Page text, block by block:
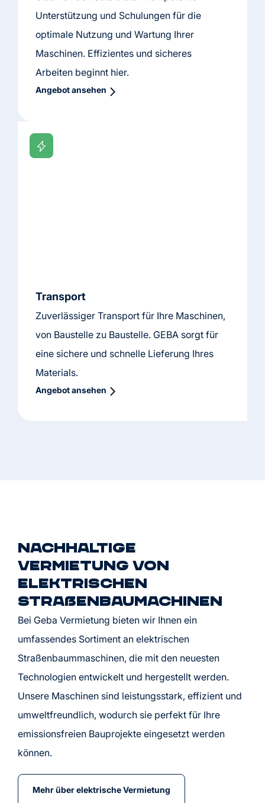
Unterstützung und Schulungen für die
optimale Nutzung und Wartung Ihrer
Maschinen. Effizientes und sicheres
Arbeiten beginnt hier.
Angebot ansehen
Transport
Zuverlässiger Transport für Ihre Maschinen,
von Baustelle zu Baustelle. GEBA sorgt für
eine sichere und schnelle Lieferung Ihres
Materials.
Angebot ansehen
Nachhaltige
Vermietung von
elektrischen
Straßenbaumachinen
Bei Geba Vermietung bieten wir Ihnen ein
umfassendes Sortiment an elektrischen
Straßenbaummaschinen, die mit den neuesten
Technologien entwickelt und hergestellt werden.
Unsere Maschinen sind leistungsstark, effizient und
umweltfreundlich, wodurch sie perfekt für Ihre
emissionsfreien Bauprojekte eingesetzt werden
können.
Mehr über elektrische Vermietung